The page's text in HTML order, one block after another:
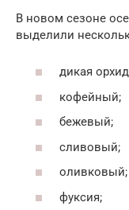
В новом сезоне
выделили
дикая
кофейный;
бежевый;
сливовый;
оливковый;
фуксия;